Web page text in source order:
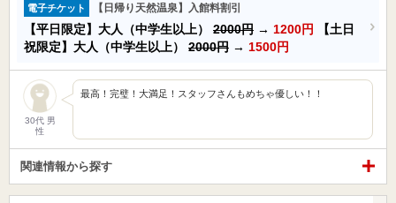
電子チケット 【日帰り天然温泉】入館料割引
【平日限定】大人（中学生以上） 2000円 → 1200円
【土日
祝限定】大人（中学生以上） 2000円 → 1500円
30代 男
性
最高！完璧！大満足！スタッフさんもめちゃ優しい！！
関連情報から探す